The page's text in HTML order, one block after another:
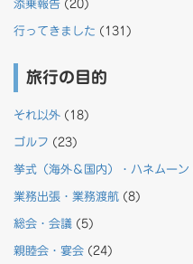
添乗報告 (20)
行ってきました (131)
旅行の目的
それ以外 (18)
ゴルフ (23)
挙式（海外＆国内）・ハネムーン
業務出張・業務渡航 (8)
総会・会議 (5)
親睦会・宴会 (24)